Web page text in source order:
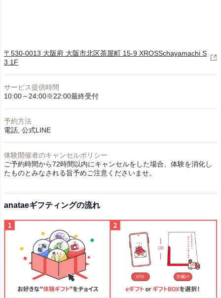
〒530-0013 大阪府 大阪市北区茶屋町 15-9 XROSSchayamachi S
3 1F
サービス提供時間
10:00～24:00※22:00最終受付
予約方法
電話 公式LINE
体験開催者のキャンセルポリシー
ご予約時間から72時間以内にキャンセルをした場合、体験を消化し
たものとみなされる旨予めご注意くださいませ。
anataeギフティングの流れ